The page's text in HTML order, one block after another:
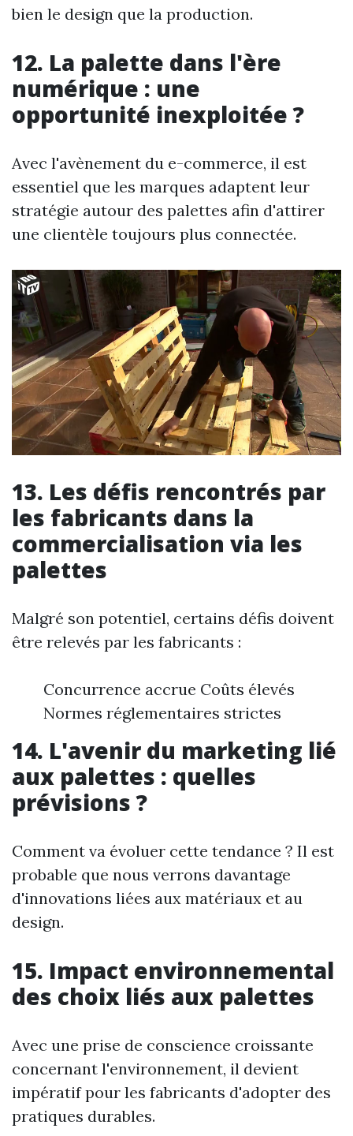
bien le design que la production.
12. La palette dans l'ère
numérique : une
opportunité inexploitée ?
Avec l'avènement du e-commerce, il est
essentiel que les marques adaptent leur
stratégie autour des palettes afin d'attirer
une clientèle toujours plus connectée.
13. Les défis rencontrés par
les fabricants dans la
commercialisation via les
palettes
Malgré son potentiel, certains défis doivent
être relevés par les fabricants :
Concurrence accrue Coûts élevés
Normes réglementaires strictes
14. L'avenir du marketing lié
aux palettes : quelles
prévisions ?
Comment va évoluer cette tendance ? Il est
probable que nous verrons davantage
d'innovations liées aux matériaux et au
design.
15. Impact environnemental
des choix liés aux palettes
Avec une prise de conscience croissante
concernant l'environnement, il devient
impératif pour les fabricants d'adopter des
pratiques durables.